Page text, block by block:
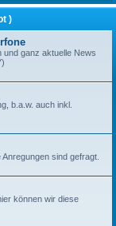
)
und ganz aktuelle News
b.a.w. auch inkl.
sind gefragt.
können wir diese